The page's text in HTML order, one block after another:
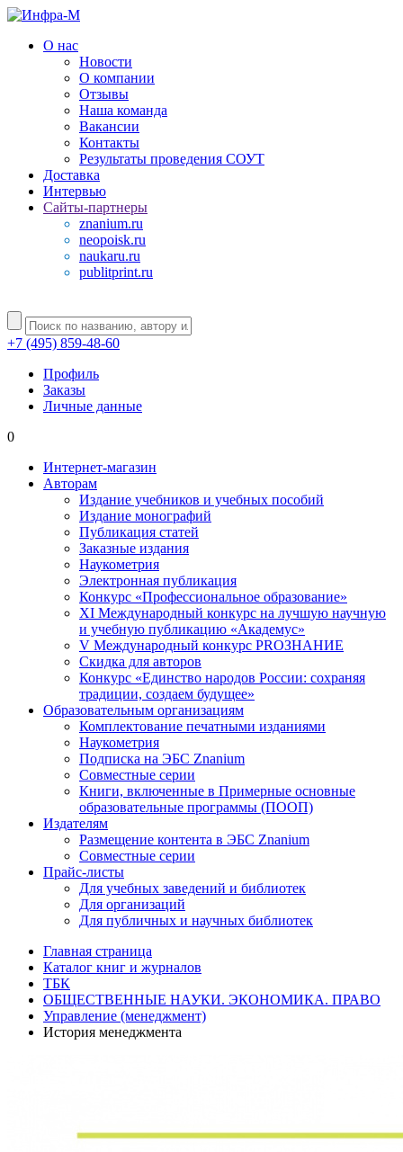
О нас
Новости
О компании
Отзывы
Наша команда
Вакансии
Контакты
Результаты проведения СОУТ
Доставка
Интервью
Сайты-партнеры
znanium.ru
neopoisk.ru
naukaru.ru
publitprint.ru
+7 (495) 859-48-60
Профиль
Заказы
Личные данные
0
Интернет-магазин
Авторам
Издание учебников и учебных пособий
Издание монографий
Публикация статей
Заказные издания
Наукометрия
Электронная публикация
Конкурс «Профессиональное образование»
XI Международный конкурс на лучшую научную
и учебную публикацию «Академус»
V Международный конкурс PROЗНАНИЕ
Скидка для авторов
Конкурс «Единство народов России: сохраняя
традиции, создаем будущее»
Образовательным организациям
Комплектование печатными изданиями
Наукометрия
Подписка на ЭБС Znanium
Совместные серии
Книги, включенные в Примерные основные
образовательные программы (ПООП)
Издателям
Размещение контента в ЭБС Znanium
Совместные серии
Прайс-листы
Для учебных заведений и библиотек
Для организаций
Для публичных и научных библиотек
Главная страница
Каталог книг и журналов
ТБК
ОБЩЕСТВЕННЫЕ НАУКИ. ЭКОНОМИКА. ПРАВО
Управление (менеджмент)
История менеджмента